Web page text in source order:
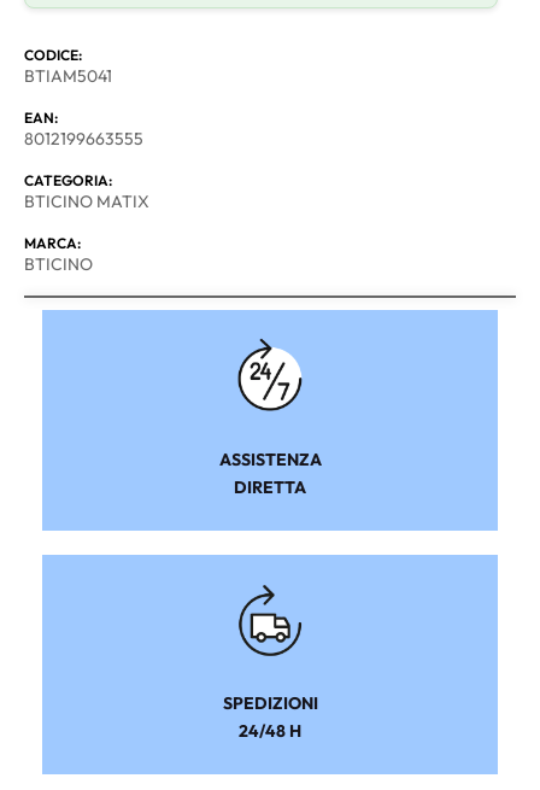
CODICE:
BTIAM5041
EAN:
8012199663555
CATEGORIA:
BTICINO MATIX
MARCA:
BTICINO
ASSISTENZA
DIRETTA
SPEDIZIONI
24/48 H